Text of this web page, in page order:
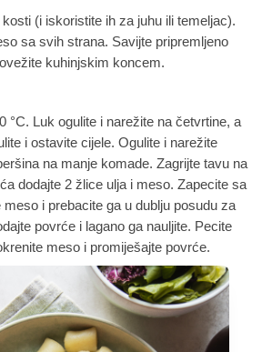
(i iskoristite ih za juhu ili temeljac).
sa svih strana. Savijte pripremljeno
kuhinjskim koncem.
°C. Luk ogulite i narežite na četvrtine, a
i ostavite cijele. Ogulite i narežite
na manje komade. Zagrijte tavu na
dodajte 2 žlice ulja i meso. Zapecite sa
i prebacite ga u dublju posudu za
povrće i lagano ga nauljite. Pecite
meso i promiješajte povrće.